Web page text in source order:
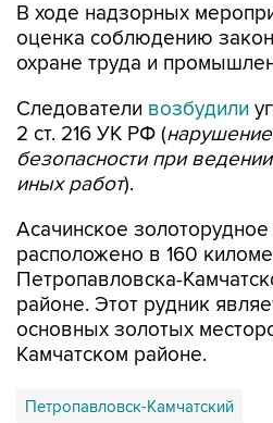
В ходе надзорных
оценка соблюдению
охране труда и
Следователи возбудили
2 ст. 216 УК РФ (
безопасности при
иных работ).
Асачинское
расположено в 160
Петропавловска-
районе. Этот рудник
основных золотых
Камчатском районе.
Петропавловск-Камчатский